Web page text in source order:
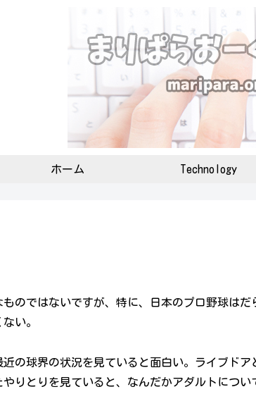
ホーム Technology
のではないですが、特に、日本のプロ野球は
い。
の球界の状況を見ていると面白い。ライブドア
りとりを見ていると、なんだかアダルトについ